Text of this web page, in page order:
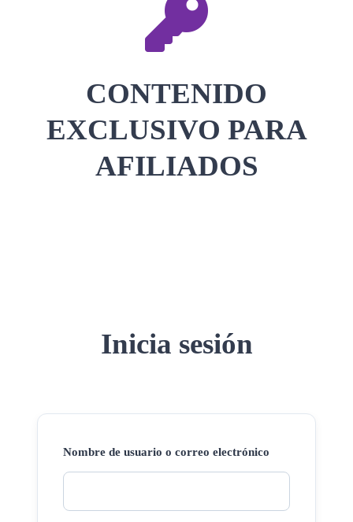
CONTENIDO
EXCLUSIVO PARA
AFILIADOS
Inicia sesión
Nombre de usuario o correo electrónico